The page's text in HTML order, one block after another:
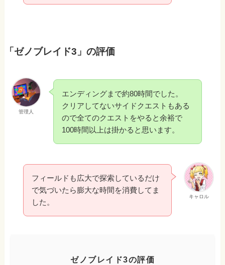
「ゼノブレイド3」の評価
管理人
エンディングまで約80時間でした。
クリアしてないサイドクエストもある
ので全てのクエストをやると余裕で
100時間以上は掛かると思います。
キャロル
フィールドも広大で探索しているだけ
で気づいたら膨大な時間を消費してま
した。
ゼノブレイド3の評価